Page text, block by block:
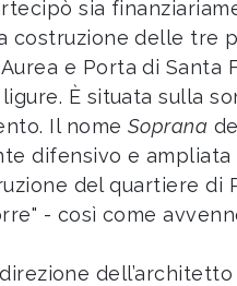
sia
costruzione delle tre
e Porta di Santa
È situata sulla
Il nome Soprana
difensivo e ampliata
del quartiere di
- così come